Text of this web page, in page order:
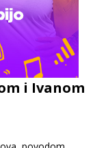
i Ivanom